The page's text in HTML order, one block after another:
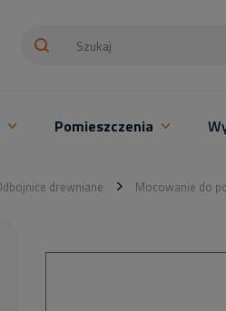
Pomieszczenia
drewniane Mocowanie do